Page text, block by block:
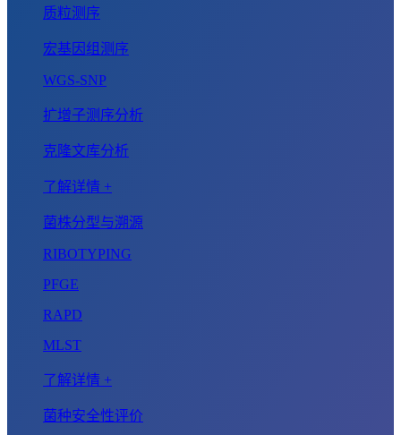
质粒测序
宏基因组测序
WGS-SNP
扩增子测序分析
克隆文库分析
了解详情 +
菌株分型与溯源
RIBOTYPING
PFGE
RAPD
MLST
了解详情 +
菌种安全性评价